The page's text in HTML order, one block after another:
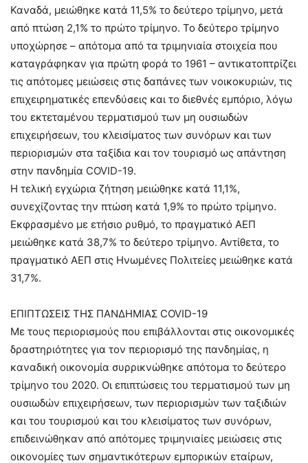
Καναδά, μειώθηκε κατά 11,5% το δεύτερο τρίμηνο, μετά
από πτώση 2,1% το πρώτο τρίμηνο. Το δεύτερο τρίμηνο
υποχώρησε – απότομα από τα τριμηνιαία στοιχεία που
καταγράφηκαν για πρώτη φορά το 1961 – αντικατοπτρίζει
τις απότομες μειώσεις στις δαπάνες των νοικοκυριών, τις
επιχειρηματικές επενδύσεις και το διεθνές εμπόριο, λόγω
του εκτεταμένου τερματισμού των μη ουσιωδών
επιχειρήσεων, του κλεισίματος των συνόρων και των
περιορισμών στα ταξίδια και τον τουρισμό ως απάντηση
στην πανδημία COVID-19.
Η τελική εγχώρια ζήτηση μειώθηκε κατά 11,1%,
συνεχίζοντας την πτώση κατά 1,9% το πρώτο τρίμηνο.
Εκφρασμένο με ετήσιο ρυθμό, το πραγματικό ΑΕΠ
μειώθηκε κατά 38,7% το δεύτερο τρίμηνο. Αντίθετα, το
πραγματικό ΑΕΠ στις Ηνωμένες Πολιτείες μειώθηκε κατά
31,7%.
ΕΠΙΠΤΩΣΕΙΣ ΤΗΣ ΠΑΝΔΗΜΙΑΣ COVID-19
Με τους περιορισμούς που επιβάλλονται στις οικονομικές
δραστηριότητες για τον περιορισμό της πανδημίας, η
καναδική οικονομία συρρικνώθηκε απότομα το δεύτερο
τρίμηνο του 2020. Οι επιπτώσεις του τερματισμού των μη
ουσιωδών επιχειρήσεων, των περιορισμών των ταξιδιών
και του τουρισμού και του κλεισίματος των συνόρων,
επιδεινώθηκαν από απότομες τριμηνιαίες μειώσεις στις
οικονομίες των σημαντικότερων εμπορικών εταίρων,